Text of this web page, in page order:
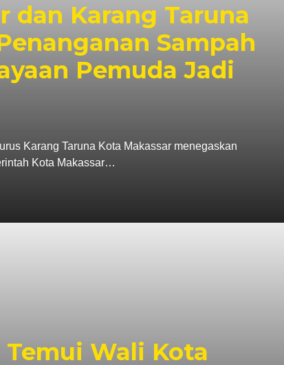
dan Karang Taruna
Sampah
Pemuda Jadi
Karang Taruna Kota Makassar menegaskan
Kota Makassar…
Wali Kota